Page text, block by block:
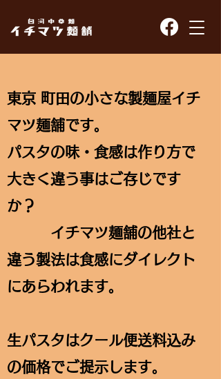
東京 町田の小さな製麺屋イチ
マツ麺舗です。
パスタの味・食感は作り方で
大きく違う事はご存じです
か？
イチマツ麺舗の他社と
違う製法は食感にダイレクト
にあらわれます。
生パスタはクール便送料込み
の価格でご提示します。